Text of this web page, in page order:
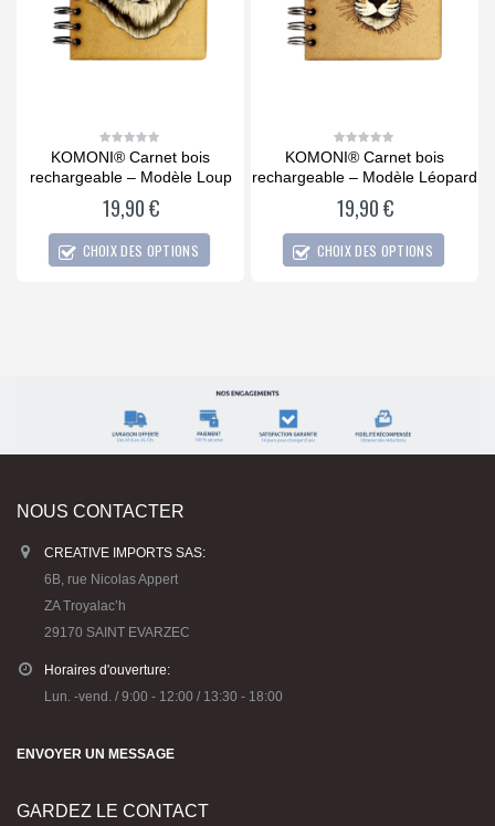
0
of
KOMONI® Carnet bois
rechargeable – Modèle Loup
19,90€
CHOIX DES OPTIONS
0
of
KOMONI® Carnet bois
rechargeable – Modèle Léopard
19,90€
CHOIX DES OPTIONS
NOUS CONTACTER
CREATIVE IMPORTS SAS:
6B, rue Nicolas Appert
ZA Troyalac’h
29170 SAINT EVARZEC
Horaires d'ouverture:
Lun. -vend. / 9:00 - 12:00 / 13:30 - 18:00
ENVOYER UN MESSAGE
GARDEZ LE CONTACT